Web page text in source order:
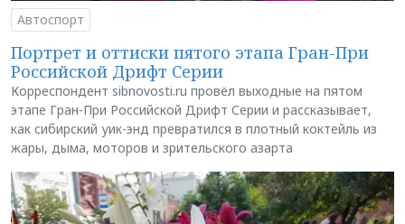
Автоспорт
Портрет и оттиски пятого этапа Гран-При
Российской Дрифт Серии
Корреспондент sibnovosti.ru провёл выходные на пятом
этапе Гран-При Российской Дрифт Серии и рассказывает,
как сибирский уик-энд превратился в плотный коктейль из
жары, дыма, моторов и зрительского азарта